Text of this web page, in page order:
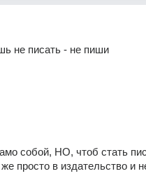
не писать - не пиши
собой, НО, чтоб стать
в издательство и